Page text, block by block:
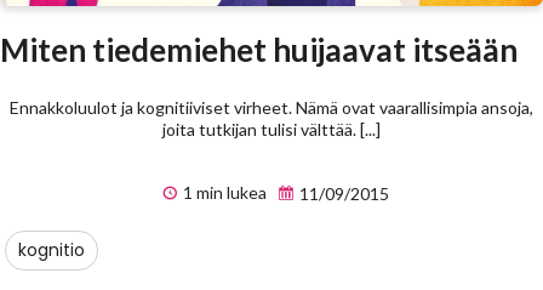
Miten tiedemiehet huijaavat itseään
Ennakkoluulot ja kognitiiviset virheet. Nämä ovat vaarallisimpia ansoja,
joita tutkijan tulisi välttää. [...]
1 min lukea 11/09/2015
kognitio